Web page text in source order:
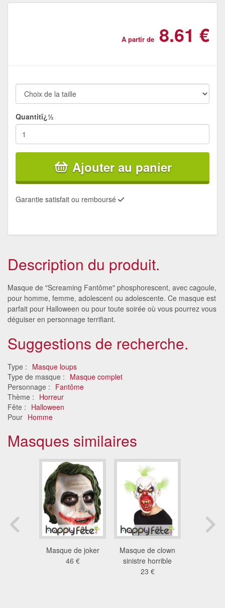
A partir de 8.61 €
Quantitï¿½
Ajouter au panier
Garantie satisfait ou remboursé
Description du produit.
Masque de "Screaming Fantôme" phosphorescent, avec cagoule,
pour homme, femme, adolescent ou adolescente. Ce masque est
parfait pour Halloween ou pour toute soirée où vous pourrez vous
déguiser en personnage terrifiant.
Suggestions de recherche.
Type : Masque loups
Type de masque : Masque complet
Personnage : Fantôme
Thème : Horreur
Fête : Halloween
Pour Homme
Masques similaires
Masque de joker
46 €
Masque de clown
sinistre horrible
23 €